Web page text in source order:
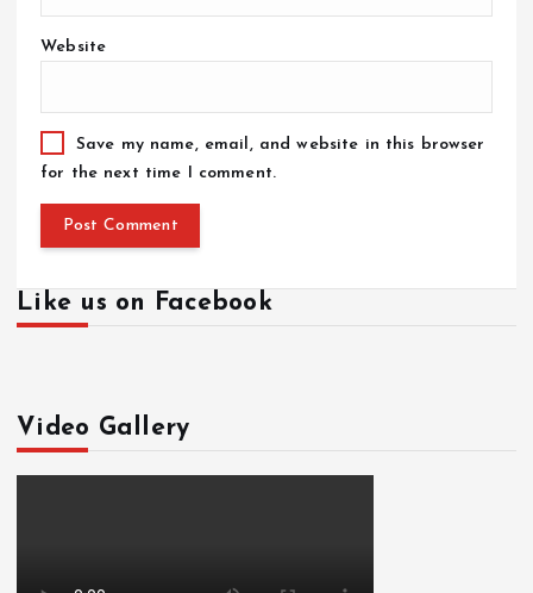
Website
Save my name, email, and website in this browser
for the next time I comment.
Like us on Facebook
Video Gallery